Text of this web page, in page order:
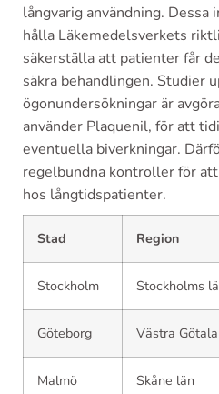
långvarig användning.
hålla Läkemedelsverkets
säkerställa att patienter får
säkra behandlingen. Studier
ögonundersökningar är
använder Plaquenil, för att
eventuella biverkningar.
regelbundna kontroller för
hos långtidspatienter.
Stad Region
Stockholm Stockholms
Göteborg Västra
Malmö Skåne län